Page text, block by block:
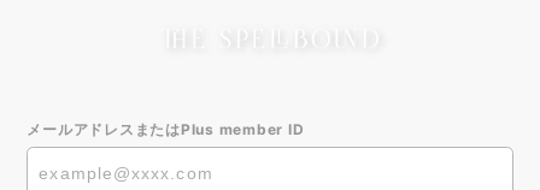
メールアドレスまたはPlus member ID